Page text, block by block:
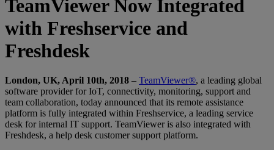
TeamViewer Now Integrated
with Freshservice and
Freshdesk
London, UK, April 10th, 2018 – TeamViewer®, a leading global
software provider for IoT, connectivity, monitoring, support and
team collaboration, today announced that its remote assistance
platform is fully integrated within Freshservice, a leading service
desk for internal IT support. TeamViewer is also integrated with
Freshdesk, a help desk customer support platform.